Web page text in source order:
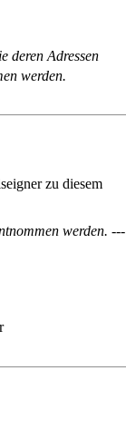
deren Adressen
werden.
zu diesem
werden. ---